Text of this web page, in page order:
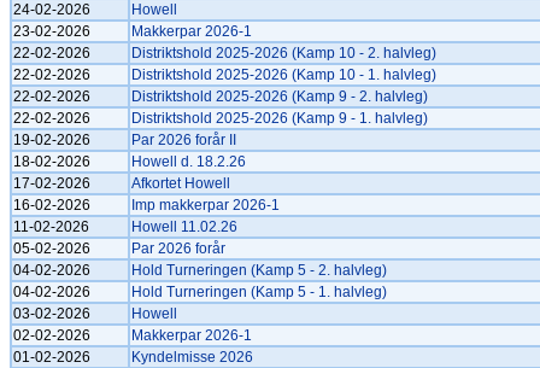
24-02-2026
Howell
23-02-2026
Makkerpar 2026-1
22-02-2026
Distriktshold 2025-2026 (Kamp 10 - 2. halvleg)
22-02-2026
Distriktshold 2025-2026 (Kamp 10 - 1. halvleg)
22-02-2026
Distriktshold 2025-2026 (Kamp 9 - 2. halvleg)
22-02-2026
Distriktshold 2025-2026 (Kamp 9 - 1. halvleg)
19-02-2026
Par 2026 forår II
18-02-2026
Howell d. 18.2.26
17-02-2026
Afkortet Howell
16-02-2026
Imp makkerpar 2026-1
11-02-2026
Howell 11.02.26
05-02-2026
Par 2026 forår
04-02-2026
Hold Turneringen (Kamp 5 - 2. halvleg)
04-02-2026
Hold Turneringen (Kamp 5 - 1. halvleg)
03-02-2026
Howell
02-02-2026
Makkerpar 2026-1
01-02-2026
Kyndelmisse 2026